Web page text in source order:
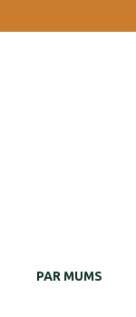
PAR MUMS